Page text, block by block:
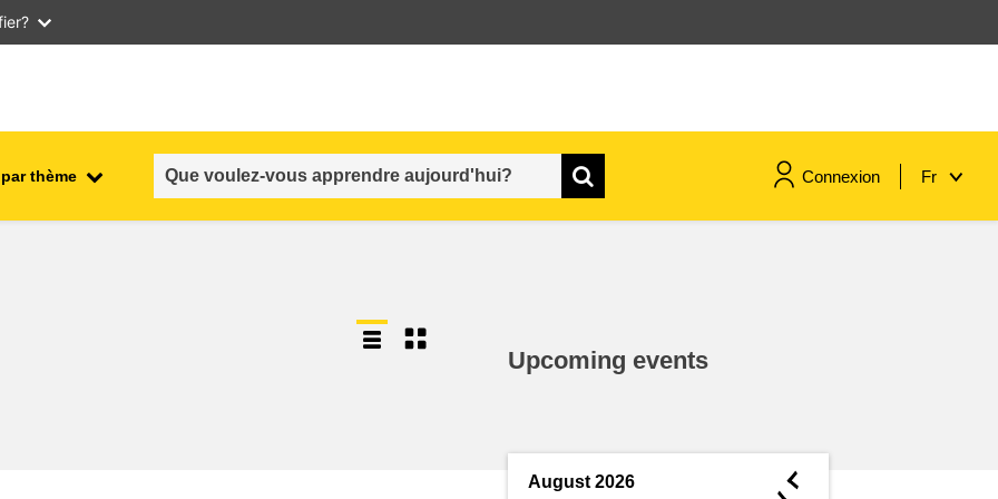
thème Connexion Fr
salubrité et sécurité alimentaire
connaissances
Upcoming events
August 2026 ◄